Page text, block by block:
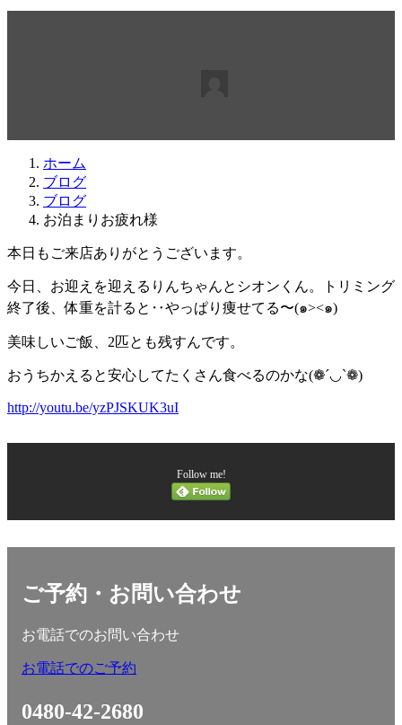
ホーム
ブログ
ブログ
お泊まりお疲れ様
本日もご来店ありがとうございます。
今日、お迎えを迎えるりんちゃんとシオンくん。トリミング
終了後、体重を計ると‥やっぱり痩せてる〜(๑><๑)
美味しいご飯、2匹とも残すんです。
おうちかえると安心してたくさん食べるのかな(❁´◡`❁)
http://youtu.be/yzPJSKUK3uI
Follow me!
ご予約・お問い合わせ
お電話でのお問い合わせ
お電話でのご予約
0480-42-2680